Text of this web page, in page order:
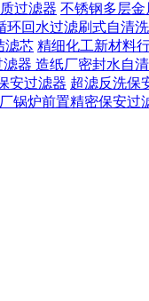
过滤器 不锈钢多层
环回水过滤刷式自清
滤芯 精细化工新材料
器 造纸厂密封水自
安过滤器 超滤反洗保
锅炉前置精密保安过